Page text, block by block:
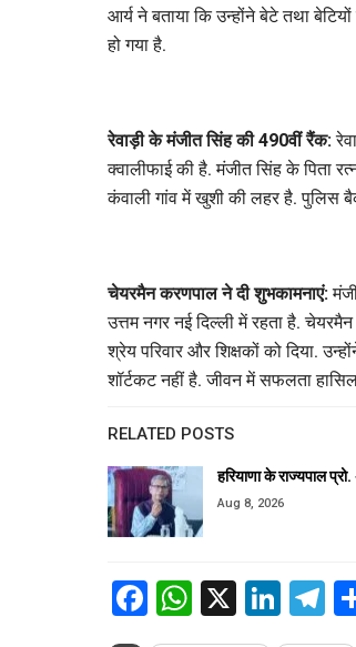
आर्य ने बताया कि उन्होंने बेटे तथा
हो गया है.
रेवाड़ी के मंजीत सिंह की 490वीं रैंक:
क्वालीफाई की है. मंजीत सिंह के पिता
कंवाली गांव में खुशी की लहर है. पुलिस
चेयरमैन करणपाल ने दी शुभकामनाएं:
उत्तम नगर नई दिल्ली में रहता है.
श्रेय परिवार और शिक्षकों को दिया.
शॉर्टकट नहीं है. जीवन में सफलता
RELATED POSTS
हरियाणा के राज्यपाल
Aug 8, 2026
Facebook
WhatsApp
X